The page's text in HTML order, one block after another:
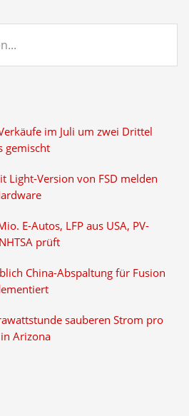
im Juli um zwei Drittel
gemischt
Light-Version von FSD melden
E-Autos, LFP aus USA, PV-
prüft
China-Abspaltung für Fusion
sauberen Strom pro
Arizona